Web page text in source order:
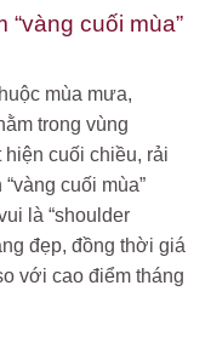
cuối mùa”
mùa mưa,
trong vùng
cuối chiều, rải
cuối mùa”
là “shoulder
đẹp, đồng thời giá
với cao điểm tháng